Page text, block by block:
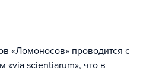
«Ломоносов» проводится с
«via scientiarum», что в